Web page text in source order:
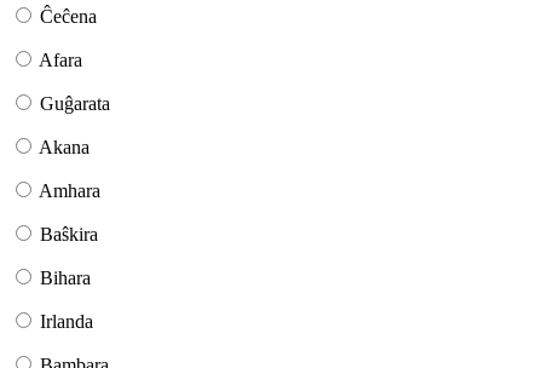
Ĉeĉena
Afara
Guĝarata
Akana
Amhara
Baŝkira
Bihara
Irlanda